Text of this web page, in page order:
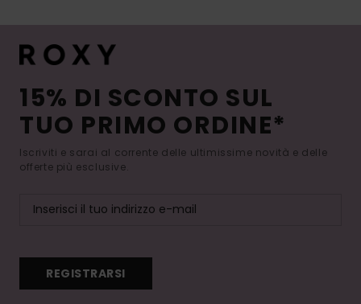
15% DI SCONTO SUL
TUO PRIMO ORDINE*
Iscriviti e sarai al corrente delle ultimissime novità e delle
offerte più esclusive.
REGISTRARSI